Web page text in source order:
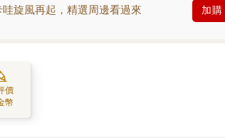
旋風再起，精選周邊看過來 加購
價
幣